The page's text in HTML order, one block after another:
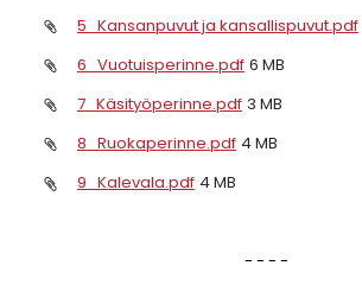
5_Kansanpuvut ja kansallispuvut.pdf
6_Vuotuisperinne.pdf 6 MB
7_Käsityöperinne.pdf 3 MB
8_Ruokaperinne.pdf 4 MB
9_Kalevala.pdf 4 MB
- - - -